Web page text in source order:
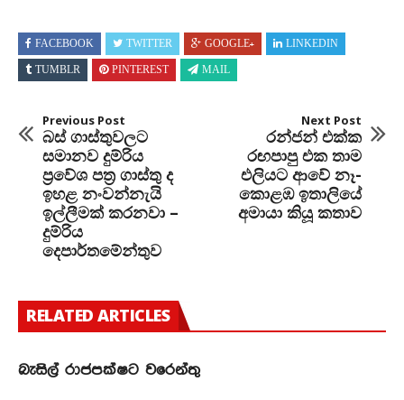
FACEBOOK TWITTER GOOGLE+ LINKEDIN
TUMBLR PINTEREST MAIL
Previous Post
බස් ගාස්තුවලට
සමානව දුම්රිය
ප්‍රවේශ පත්‍ර ගාස්තු ද
ඉහළ නංවන්නැයි
ඉල්ලීමක් කරනවා –
දුම්රිය
දෙපාර්තමේන්තුව
Next Post
රන්ජන් එක්ක
රඟපාපු එක තාම
එලියට ආවේ නෑ-
කොළඹ ඉතාලියේ
අමායා කියූ කතාව
RELATED ARTICLES
බැසිල් රාජපක්ෂට වරෙන්තු